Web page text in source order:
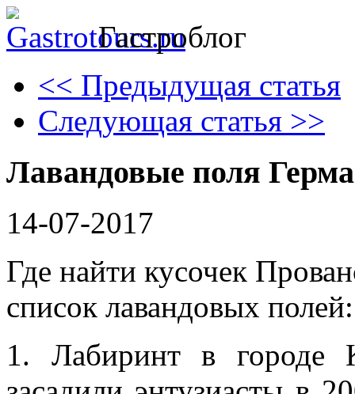
Гастроблог
<< Предыдущая статья
Следующая статья >>
Лавандовые поля
14-07-2017
Где найти кусочек
список лавандовых полей:
1. Лабиринт в городе